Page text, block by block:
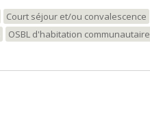
Court séjour et/ou convalescence
OSBL d'habitation communautaire